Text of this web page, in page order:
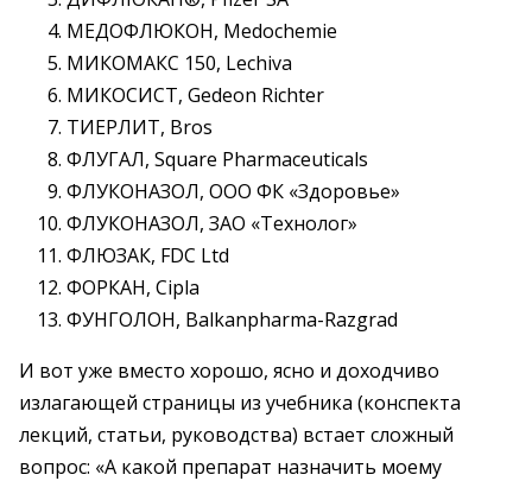
МЕДОФЛЮКОН, Medochemie
МИКОМАКС 150, Lechiva
МИКОСИСТ, Gedeon Richter
ТИЕРЛИТ, Bros
ФЛУГАЛ, Square Pharmaceuticals
ФЛУКОНАЗОЛ, ООО ФК «Здоровье»
ФЛУКОНАЗОЛ, ЗАО «Технолог»
ФЛЮЗАК, FDC Ltd
ФОРКАН, Cipla
ФУНГОЛОН, Balkanpharma-Razgrad
И вот уже вместо хорошо, ясно и доходчиво
излагающей страницы из учебника (конспекта
лекций, статьи, руководства) встает сложный
вопрос: «А какой препарат назначить моему